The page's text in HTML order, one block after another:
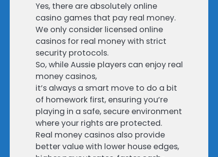
Yes, there are absolutely online
casino games that pay real money.
We only consider licensed online
casinos for real money with strict
security protocols.
So, while Aussie players can enjoy real
money casinos,
it’s always a smart move to do a bit
of homework first, ensuring you’re
playing in a safe, secure environment
where your rights are protected.
Real money casinos also provide
better value with lower house edges,